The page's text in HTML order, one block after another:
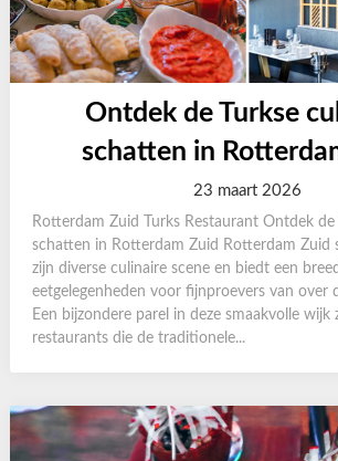
Ontdek de Turkse
schatten in
23 maart 2026
Rotterdam Zuid Turks Restaurant Ontdek de
schatten in Rotterdam Zuid Rotterdam Zuid
zijn diverse culinaire scene en biedt een
eetgelegenheden voor fijnproevers van over
Een bijzondere parel in deze smaakvolle wijk
restaurants die de traditionele...